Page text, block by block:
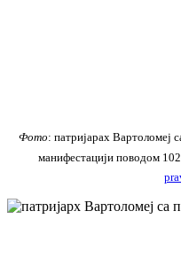
Фото: патријарах Вартоломеј
манифестацији поводом